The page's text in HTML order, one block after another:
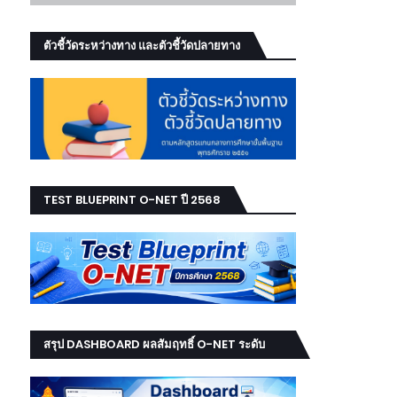
ตัวชี้วัดระหว่างทาง และตัวชี้วัดปลายทาง
TEST BLUEPRINT O-NET ปี 2568
สรุป DASHBOARD ผลสัมฤทธิ์ O-NET ระดับ
เขต